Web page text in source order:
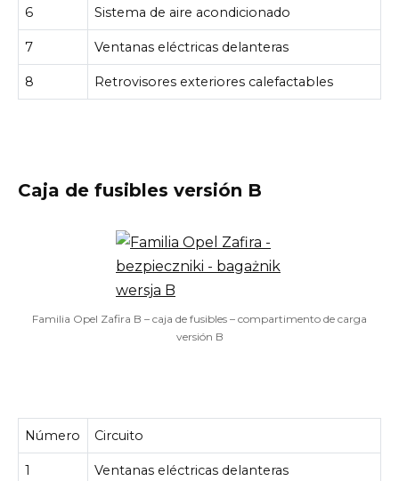
6 Sistema de aire acondicionado
7 Ventanas eléctricas delanteras
8 Retrovisores exteriores calefactables
Caja de fusibles versión B
Familia Opel Zafira B – caja de fusibles – compartimento de carga
versión B
Número Circuito
1 Ventanas eléctricas delanteras